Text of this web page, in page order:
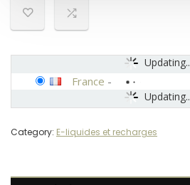
France -
Category: E-liquides et recharges